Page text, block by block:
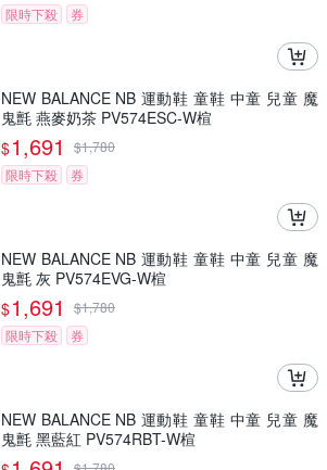
限時下殺 券
NEW BALANCE NB 運動鞋 童鞋 中童 兒童 魔
鬼氈 燕麥奶茶 PV574ESC-W楦
$1,691 $1,780
限時下殺
券
NEW BALANCE NB 運動鞋 童鞋 中童 兒童 魔
鬼氈 灰 PV574EVG-W楦
$1,691 $1,780
限時下殺
券
NEW BALANCE NB 運動鞋 童鞋 中童 兒童 魔
鬼氈 黑藍紅 PV574RBT-W楦